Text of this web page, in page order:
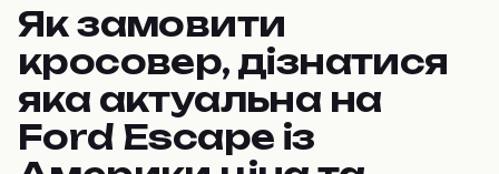
Як замовити
кросовер, дізнатися
яка актуальна на
Ford Escape із